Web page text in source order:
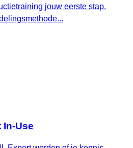
jouw eerste stap.
In-Use